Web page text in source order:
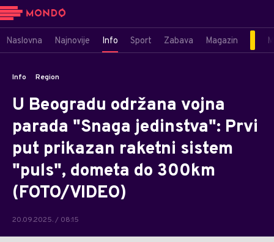
Naslovna Najnovije Info Sport Zabava Magazin
Info Region
U Beogradu održana vojna
parada "Snaga jedinstva": Prvi
put prikazan raketni sistem
"puls", dometa do 300km
(FOTO/VIDEO)
20.09.2025. / 08:15